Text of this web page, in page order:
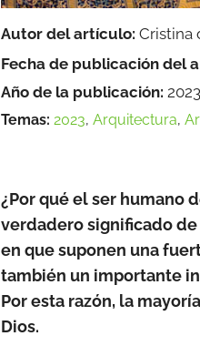
Autor del artículo: Cristina
Fecha de publicación del
Año de la publicación: 2023
Temas: 2023, Arquitectura,
¿Por qué el ser humano
verdadero significado
en que suponen una
también un importante
Por esta razón, la
Dios.